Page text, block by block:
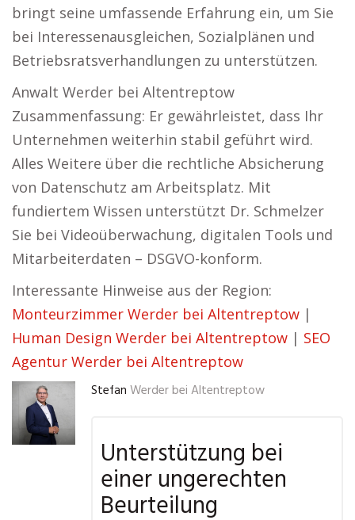
bringt seine umfassende Erfahrung ein, um Sie
bei Interessenausgleichen, Sozialplänen und
Betriebsratsverhandlungen zu unterstützen.
Anwalt Werder bei Altentreptow
Zusammenfassung: Er gewährleistet, dass Ihr
Unternehmen weiterhin stabil geführt wird.
Alles Weitere über die rechtliche Absicherung
von Datenschutz am Arbeitsplatz. Mit
fundiertem Wissen unterstützt Dr. Schmelzer
Sie bei Videoüberwachung, digitalen Tools und
Mitarbeiterdaten – DSGVO-konform.
Interessante Hinweise aus der Region:
Monteurzimmer Werder bei Altentreptow |
Human Design Werder bei Altentreptow | SEO
Agentur Werder bei Altentreptow
Stefan Werder bei Altentreptow
Unterstützung bei
einer ungerechten
Beurteilung